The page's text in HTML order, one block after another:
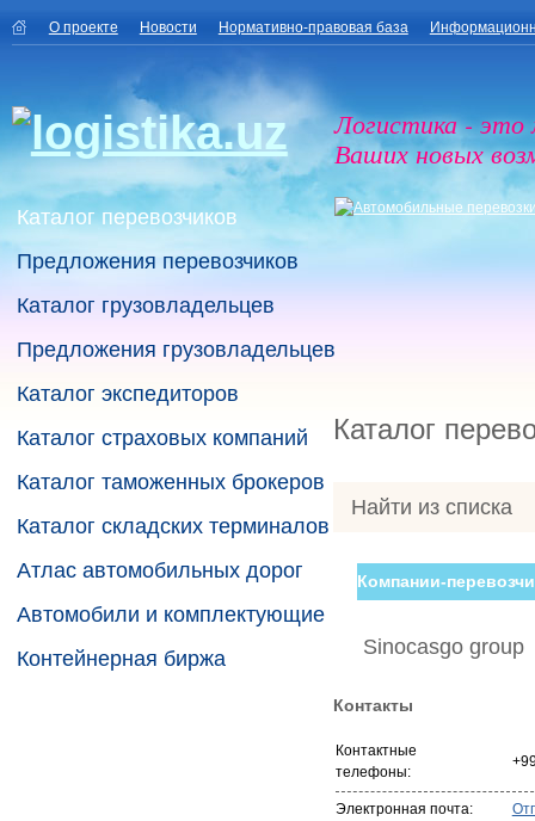
О проекте Новости Нормативно-правовая база
Логистика - это
Ваших новых
Каталог перевозчиков
Предложения перевозчиков
Каталог грузовладельцев
Предложения грузовладельцев
Каталог экспедиторов
Каталог страховых компаний
Каталог таможенных брокеров
Каталог складских терминалов
Атлас автомобильных дорог
Автомобили и комплектующие
Контейнерная биржа
Каталог
Найти из списка
Компании-
Sinocasgo group
Контакты
Контактные
телефоны:
Электронная почта: